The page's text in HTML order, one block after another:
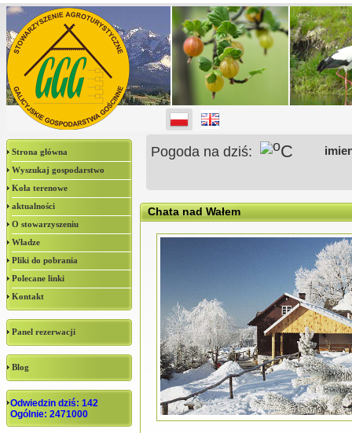
Strona główna
Wyszukaj gospodarstwo
Koła terenowe
aktualności
O stowarzyszeniu
Władze
Pliki do pobrania
Polecane linki
Kontakt
Panel rezerwacji
Blog
Odwiedzin dziś: 142
Ogólnie: 2471000
Pogoda na dziś: oC
Chata nad Wałem